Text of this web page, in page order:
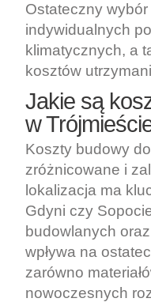
Ostateczny
indywidualnych
klimatycznych, a
kosztów
Jakie są
w
Koszty budowy
zróżnicowane i
lokalizacja ma
Gdyni czy
budowlanych
wpływa na
zarówno
nowoczesnych